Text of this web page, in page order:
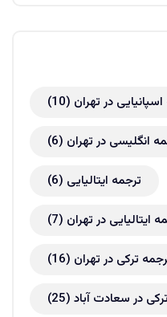
در تهران (10)
انگلیسی در تهران (6)
ترجمه ایتالیایی (6)
ایتالیایی در تهران (7)
ترکی در تهران (16)
در سعادت آباد (25)